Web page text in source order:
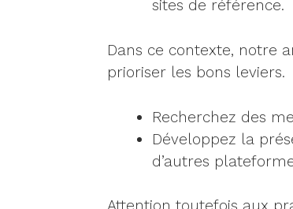
sites de référence.
Dans ce contexte, notre
prioriser les bons leviers.
Recherchez des
Développez la
d’autres